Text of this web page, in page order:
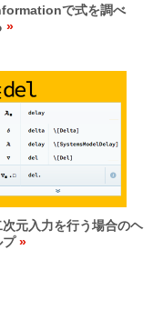
で式を調べ
次元入力を行う場合のヘ
プ